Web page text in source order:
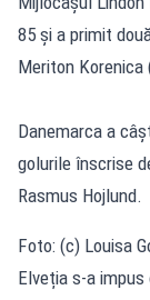
85 și a primit
Meriton Korenica
Danemarca a
golurile înscrise
Rasmus Hojlund.
Foto: (c) Louisa
Elveția s-a